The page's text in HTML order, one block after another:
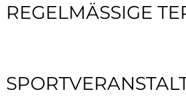
REGELMÄSSIGE